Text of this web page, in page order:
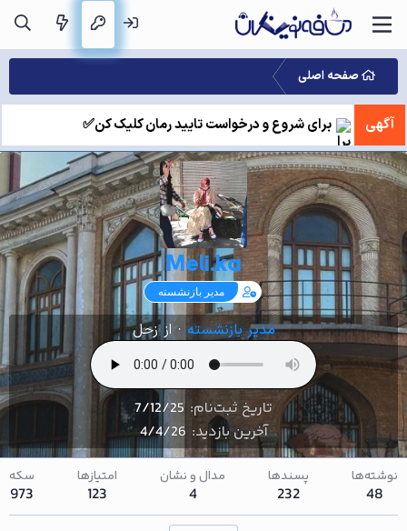
صفحه اصلی
آگهی برای شروع و درخواست تایید رمان کلیک کن✅
Meli.ka
مدیر بازنشسته
مدیر بازنشسته ·اززحل
تاریخ ثبت‌نام 7/12/25
آخرین بازدید 4/4/26
نوشته‌ها
48
پسندها
232
مدال و نشان
4
امتیازها
123
سکه
973